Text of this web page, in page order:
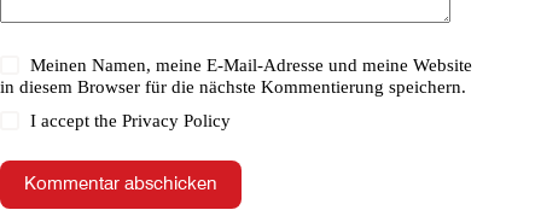
Meinen Namen, meine E-Mail-Adresse und meine Website
in diesem Browser für die nächste Kommentierung speichern.
I accept thePrivacy Policy
Kommentar abschicken